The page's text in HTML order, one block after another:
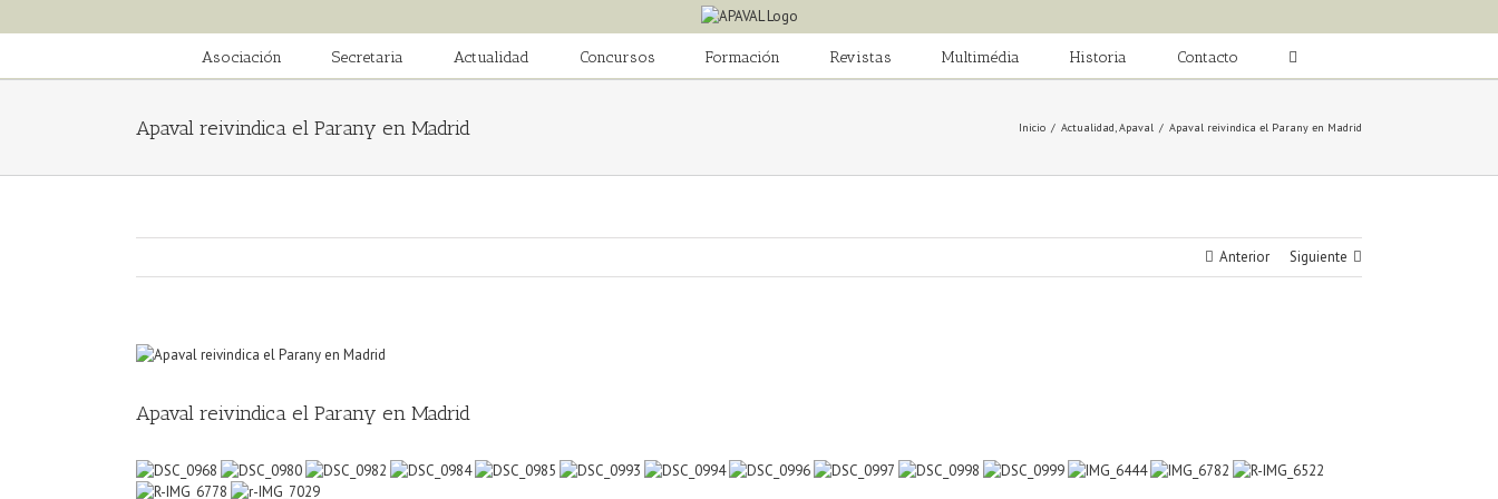
al
Asociación Secretaria Actualidad Concursos Formación Revistas Multimédia Historia Contacto
Apaval reivindica el Parany en Madrid Inicio / Actualidad,Apaval / Apaval reivindica el Parany en Madrid
Anterior Siguiente
Ver
grande
Apaval reivindica el Parany en Madrid